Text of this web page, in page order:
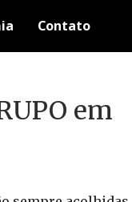
Contato
em